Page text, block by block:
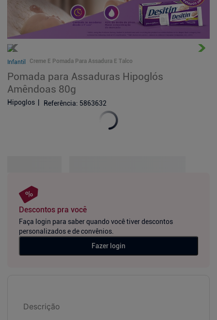
Infantil Creme E Pomada Para Assadura E Talco
Pomada para Assaduras Hipoglós
Amêndoas 80g
Hipoglos Referência: 5863632
Descontos pra você
Faça login para saber quando você tiver descontos
personalizados e de convênios.
Fazer login
Descrição